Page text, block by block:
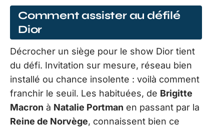
Comment assister au défilé
Dior
Décrocher un siège pour le show Dior tient
du défi. Invitation sur mesure, réseau bien
installé ou chance insolente : voilà comment
franchir le seuil. Les habituées, de Brigitte
Macron à Natalie Portman en passant par la
Reine de Norvège, connaissent bien ce